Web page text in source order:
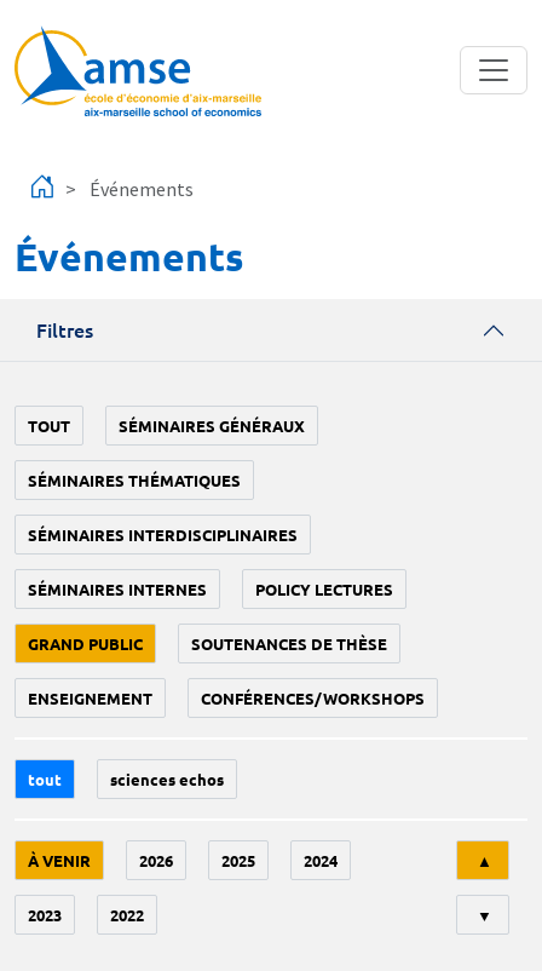
Événements
Événements
Filtres
TOUT SÉMINAIRES GÉNÉRAUX
SÉMINAIRES THÉMATIQUES
SÉMINAIRES INTERDISCIPLINAIRES
SÉMINAIRES INTERNES POLICY LECTURES
GRAND PUBLIC SOUTENANCES DE THÈSE
ENSEIGNEMENT CONFÉRENCES/WORKSHOPS
tout sciences echos
À VENIR 2026 2025 2024
2023 2022
▲
▼